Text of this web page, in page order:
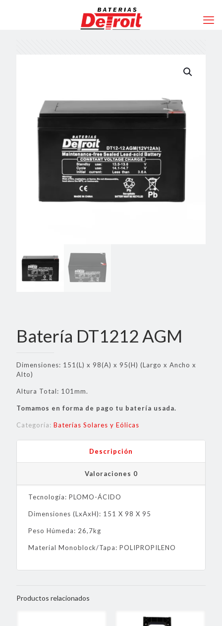
Batería DT1212 AGM
Dimensiones: 151(L) x 98(A) x 95(H) (Largo x Ancho x
Alto)
Altura Total: 101mm.
Tomamos en forma de pago tu batería usada.
Categoría: Baterías Solares y Eólicas
Descripción
Valoraciones 0
Tecnología: PLOMO-ÁCIDO
Dimensiones (LxAxH): 151 X 98 X 95
Peso Húmeda: 26,7kg
Material Monoblock/Tapa: POLIPROPILENO
Productos relacionados